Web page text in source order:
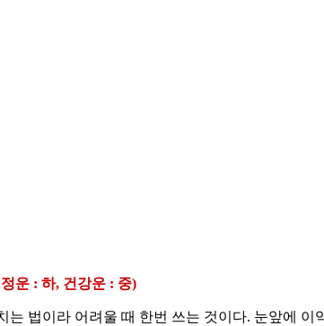
운 : 하, 건강운 : 중)
는 법이라 어려울 때 한번 쓰는 것이다. 눈앞에